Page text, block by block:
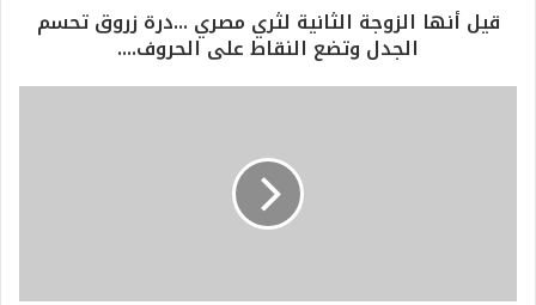
قيل أنها الزوجة الثانية لثري مصري ...درة زروق تحسم
الجدل وتضع النقاط على الحروف....